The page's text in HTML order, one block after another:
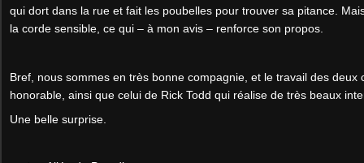
qui dort dans la rue et fait les poubelles pour trouver sa pitance.
la corde sensible, ce qui – à mon avis – renforce son propos.
Bref, nous sommes en très bonne compagnie, et le travail des deux
honorable, ainsi que celui de Rick Todd qui réalise de très beaux
Une belle surprise.